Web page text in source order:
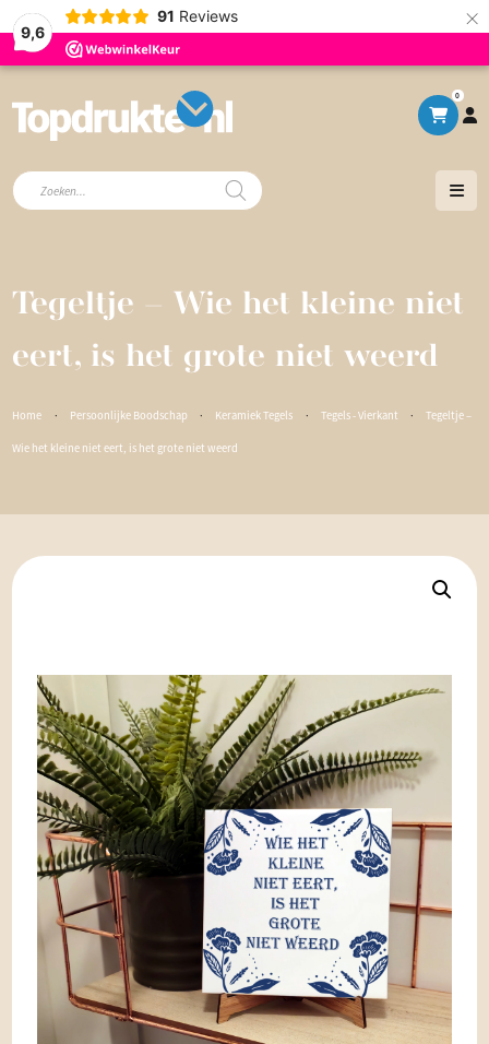
9,6
91 Reviews ×
0
Producten
zoeken
Tegeltje – Wie het kleine niet
eert, is het grote niet weerd
Home · Persoonlijke Boodschap · Keramiek Tegels · Tegels - Vierkant · Tegeltje –
Wie het kleine niet eert, is het grote niet weerd